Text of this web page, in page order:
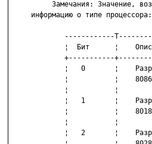
Замечания: Значение,
     информацию о типе процессора:
------------
¦  Бит      ¦
+-----------
¦   0       ¦
¦           ¦
¦           ¦
¦   1       ¦
¦           ¦
¦           ¦
¦   2       ¦